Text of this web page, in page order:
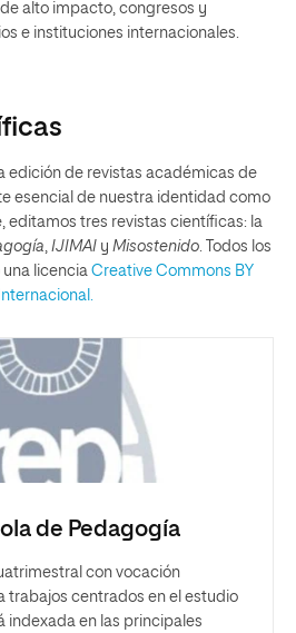
alto impacto, congresos y
e instituciones internacionales.
edición de revistas académicas de
esencial de nuestra identidad como
editamos tres revistas científicas: la
, IJIMAI y Misostenido. Todos los
licencia Creative Commons BY
de Pedagogía
con vocación
trabajos centrados en el estudio
indexada en las principales